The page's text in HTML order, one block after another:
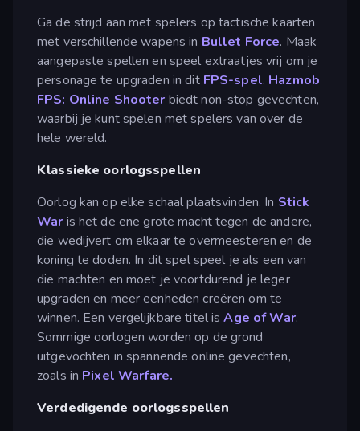
Ga de strijd aan met spelers op tactische kaarten
met verschillende wapens in Bullet Force. Maak
aangepaste spellen en speel extraatjes vrij om je
personage te upgraden in dit FPS-spel. Hazmob
FPS: Online Shooter biedt non-stop gevechten,
waarbij je kunt spelen met spelers van over de
hele wereld.
Klassieke oorlogsspellen
Oorlog kan op elke schaal plaatsvinden. In Stick
War is het de ene grote macht tegen de andere,
die wedijvert om elkaar te overmeesteren en de
koning te doden. In dit spel speel je als een van
die machten en moet je voortdurend je leger
upgraden en meer eenheden creëren om te
winnen. Een vergelijkbare titel is Age of War.
Sommige oorlogen worden op de grond
uitgevochten in spannende online gevechten,
zoals in Pixel Warfare.
Verdedigende oorlogsspellen